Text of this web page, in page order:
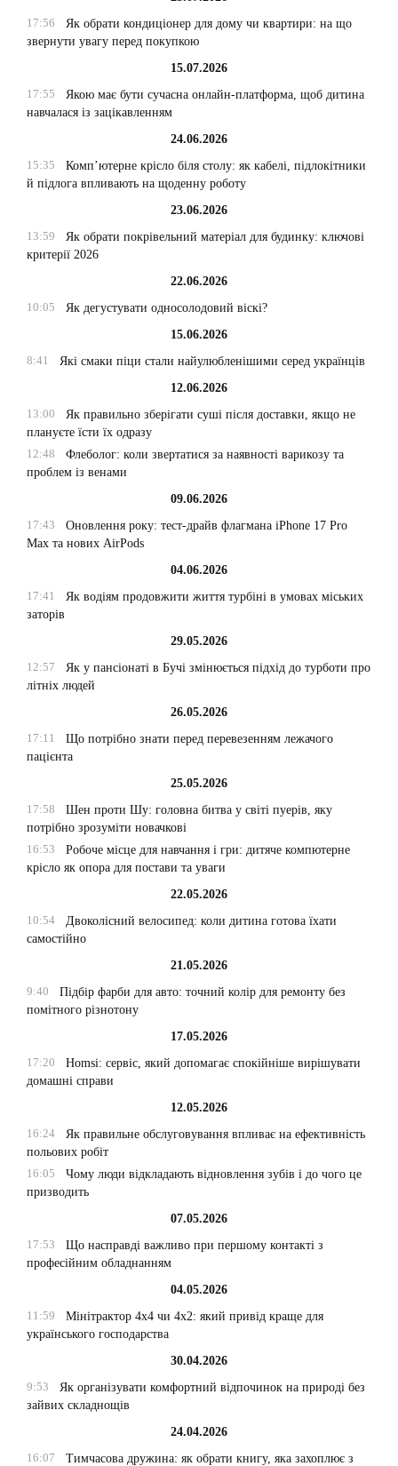
17:56
Як обрати кондиціонер для дому чи квартири: на що
звернути увагу перед покупкою
15.07.2026
17:55
Якою має бути сучасна онлайн-платформа, щоб дитина
навчалася із зацікавленням
24.06.2026
15:35
Комп’ютерне крісло біля столу: як кабелі, підлокітники
й підлога впливають на щоденну роботу
23.06.2026
13:59
Як обрати покрівельний матеріал для будинку: ключові
критерії 2026
22.06.2026
10:05
Як дегустувати односолодовий віскі?
15.06.2026
8:41
Які смаки піци стали найулюбленішими серед українців
12.06.2026
13:00
Як правильно зберігати суші після доставки, якщо не
плануєте їсти їх одразу
12:48
Флеболог: коли звертатися за наявності варикозу та
проблем із венами
09.06.2026
17:43
Оновлення року: тест-драйв флагмана iPhone 17 Pro
Max та нових AirPods
04.06.2026
17:41
Як водіям продовжити життя турбіні в умовах міських
заторів
29.05.2026
12:57
Як у пансіонаті в Бучі змінюється підхід до турботи про
літніх людей
26.05.2026
17:11
Що потрібно знати перед перевезенням лежачого
пацієнта
25.05.2026
17:58
Шен проти Шу: головна битва у світі пуерів, яку
потрібно зрозуміти новачкові
16:53
Робоче місце для навчання і гри: дитяче компютерне
крісло як опора для постави та уваги
22.05.2026
10:54
Двоколісний велосипед: коли дитина готова їхати
самостійно
21.05.2026
9:40
Підбір фарби для авто: точний колір для ремонту без
помітного різнотону
17.05.2026
17:20
Homsi: сервіс, який допомагає спокійніше вирішувати
домашні справи
12.05.2026
16:24
Як правильне обслуговування впливає на ефективність
польових робіт
16:05
Чому люди відкладають відновлення зубів і до чого це
призводить
07.05.2026
17:53
Що насправді важливо при першому контакті з
професійним обладнанням
04.05.2026
11:59
Мінітрактор 4х4 чи 4х2: який привід краще для
українського господарства
30.04.2026
9:53
Як організувати комфортний відпочинок на природі без
зайвих складнощів
24.04.2026
16:07
Тимчасова дружина: як обрати книгу, яка захоплює з